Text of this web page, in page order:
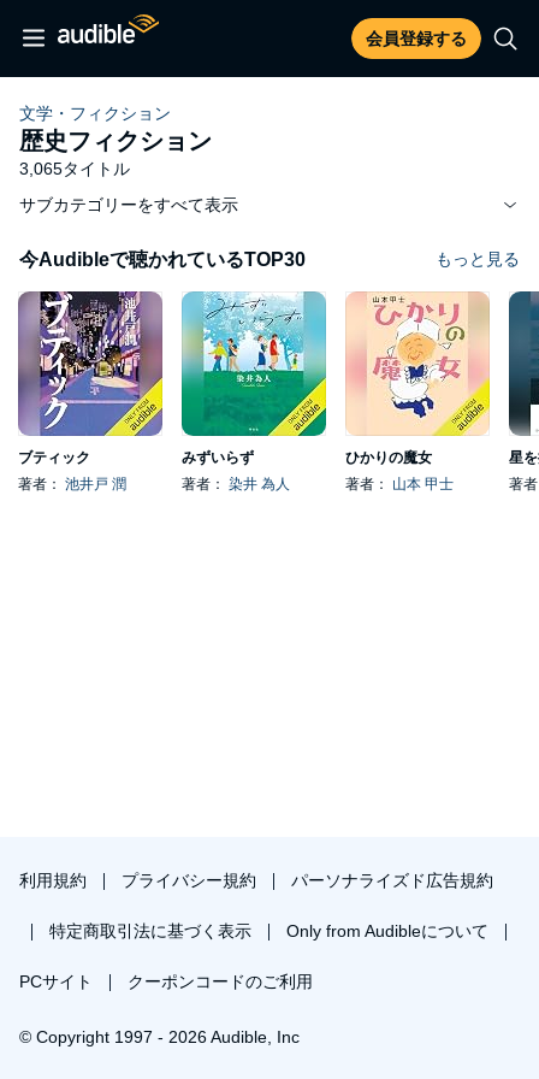
会員登録する
文学・フィクション
歴史フィクション
3,065タイトル
サブカテゴリーをすべて表示
今Audibleで聴かれているTOP30 もっと見る
ブティック
著者： 池井戸 潤
みずいらず
著者： 染井 為人
ひかりの魔女
著者： 山本 甲士
星
著
利用規約 プライバシー規約 パーソナライズド広告規約
特定商取引法に基づく表示 Only from Audibleについて
PCサイト クーポンコードのご利用
© Copyright 1997 - 2026 Audible, Inc